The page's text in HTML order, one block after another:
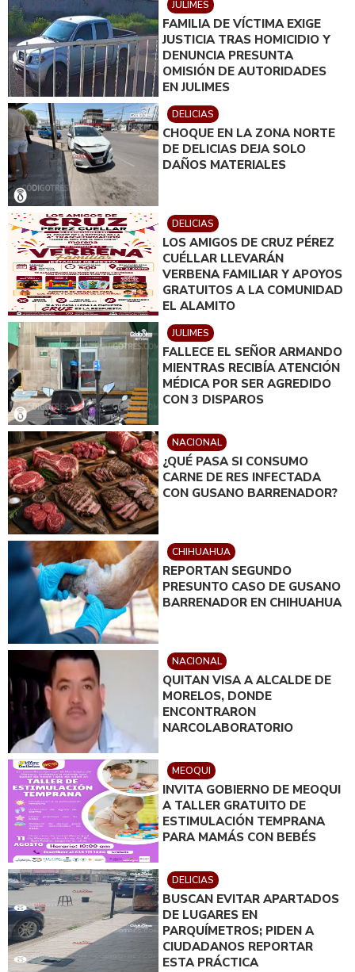
JULIMES
FAMILIA DE VÍCTIMA EXIGE
JUSTICIA TRAS HOMICIDIO Y
DENUNCIA PRESUNTA
OMISIÓN DE AUTORIDADES
EN JULIMES
DELICIAS
CHOQUE EN LA ZONA NORTE
DE DELICIAS DEJA SOLO
DAÑOS MATERIALES
DELICIAS
LOS AMIGOS DE CRUZ PÉREZ
CUÉLLAR LLEVARÁN
VERBENA FAMILIAR Y APOYOS
GRATUITOS A LA COMUNIDAD
EL ALAMITO
JULIMES
FALLECE EL SEÑOR ARMANDO
MIENTRAS RECIBÍA ATENCIÓN
MÉDICA POR SER AGREDIDO
CON 3 DISPAROS
NACIONAL
¿QUÉ PASA SI CONSUMO
CARNE DE RES INFECTADA
CON GUSANO BARRENADOR?
CHIHUAHUA
REPORTAN SEGUNDO
PRESUNTO CASO DE GUSANO
BARRENADOR EN CHIHUAHUA
NACIONAL
QUITAN VISA A ALCALDE DE
MORELOS, DONDE
ENCONTRARON
NARCOLABORATORIO
MEOQUI
INVITA GOBIERNO DE MEOQUI
A TALLER GRATUITO DE
ESTIMULACIÓN TEMPRANA
PARA MAMÁS CON BEBÉS
DELICIAS
BUSCAN EVITAR APARTADOS
DE LUGARES EN
PARQUÍMETROS; PIDEN A
CIUDADANOS REPORTAR
ESTA PRÁCTICA